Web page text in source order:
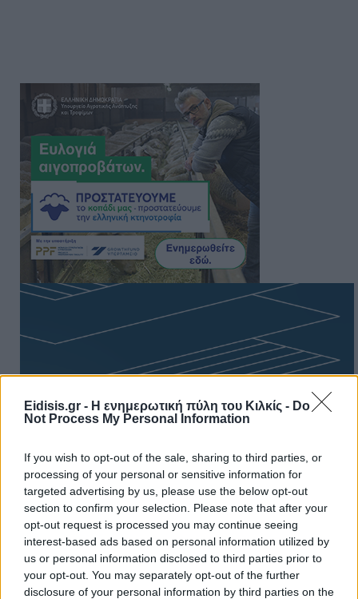
Eidisis.gr - Η ενημερωτική πύλη του Κιλκίς - Do
Not Process My Personal Information
If you wish to opt-out of the sale, sharing to third parties, or
processing of your personal or sensitive information for
targeted advertising by us, please use the below opt-out
section to confirm your selection. Please note that after your
opt-out request is processed you may continue seeing
interest-based ads based on personal information utilized by
us or personal information disclosed to third parties prior to
your opt-out. You may separately opt-out of the further
disclosure of your personal information by third parties on the
Πρωινή